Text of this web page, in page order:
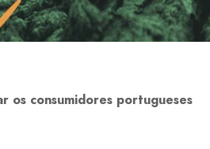
os consumidores portugueses